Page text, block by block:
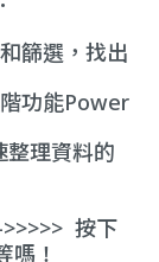
篩選，找出
功能Power
理資料的
按下
嗎！